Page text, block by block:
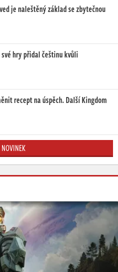
je naleštěný základ se zbytečnou
hry přidal češtinu kvůli
recept na úspěch. Další Kingdom